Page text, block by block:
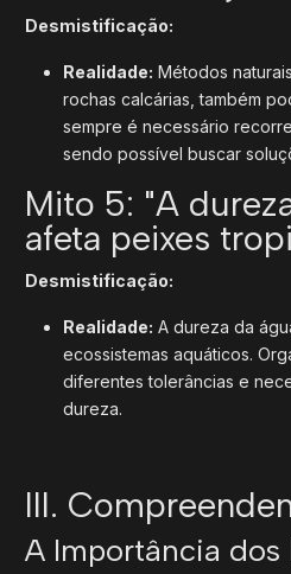
Desmistificação:
Realidade: Métodos
rochas calcárias, também
sempre é necessário
sendo possível buscar
Mito 5: "A
afeta peixes
Desmistificação:
Realidade: A dureza da
ecossistemas aquáticos.
diferentes tolerâncias e
dureza.
III.
A Importância dos